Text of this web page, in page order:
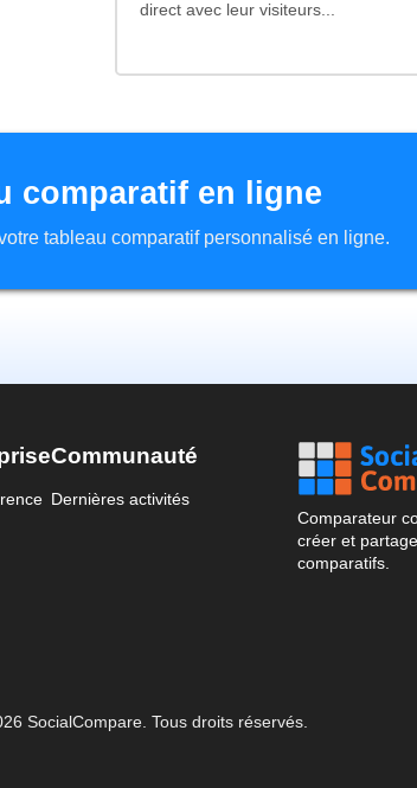
direct avec leur visiteurs...
comparatif en ligne
tableau comparatif personnalisé en ligne.
Communauté
Dernières activités
Comparateur
créer et
comparatifs.
SocialCompare. Tous droits réservés.